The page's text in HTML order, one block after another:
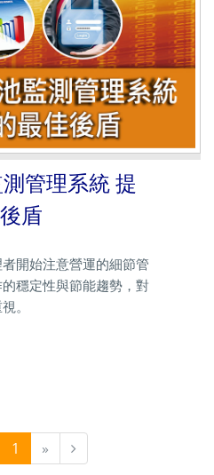
管理系統 提
盾
開始注意營運的細節管
穩定性與節能趨勢，對
。
1 »